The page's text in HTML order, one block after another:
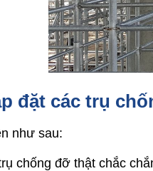
đặt các trụ
như sau:
chống đỡ thật chắc